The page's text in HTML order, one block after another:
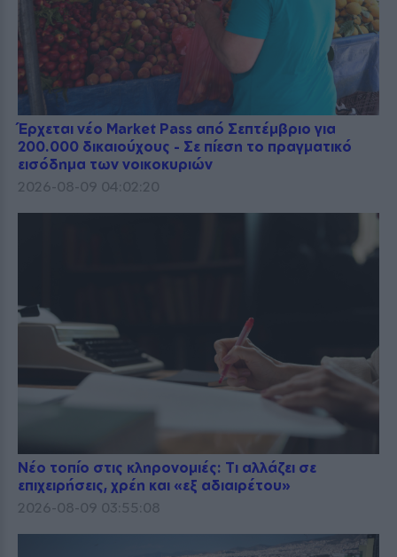
Έρχεται νέο Market Pass από Σεπτέμβριο για
200.000 δικαιούχους - Σε πίεση το πραγματικό
εισόδημα των νοικοκυριών
2026-08-09 04:02:20
Νέο τοπίο στις κληρονομιές: Τι αλλάζει σε
επιχειρήσεις, χρέη και «εξ αδιαιρέτου»
2026-08-09 03:55:08